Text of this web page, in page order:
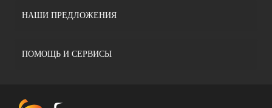
НАШИ ПРЕДЛОЖЕНИЯ
ПОМОЩЬ И СЕРВИСЫ